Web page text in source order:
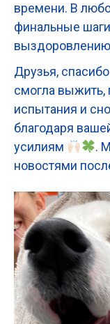
времени. В
финальные
выздоровлению
Друзья,
смогла выжить,
испытания и
благодаря
усилиям
.
новостями